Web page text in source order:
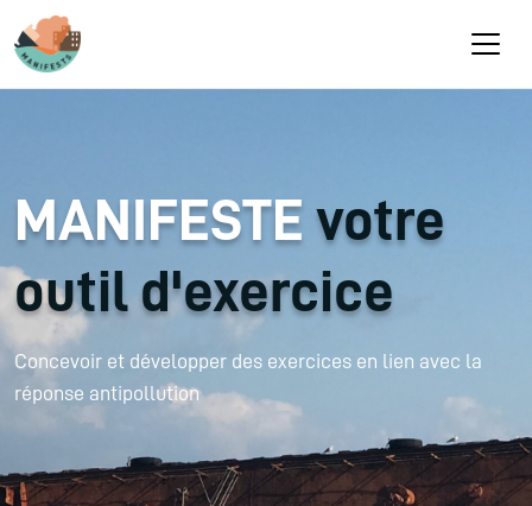
Aller au contenu principal
MANIFESTE votre
outil d'exercice
Concevoir et développer des exercices en lien avec la
réponse antipollution